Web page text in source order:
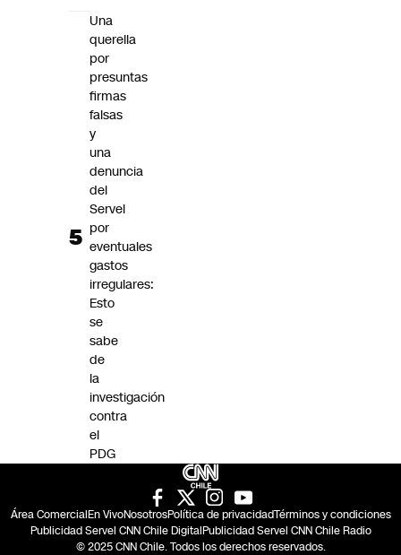
Una
querella
por
presuntas
firmas
falsas
y
una
denuncia
del
Servel
por
eventuales
gastos
irregulares:
Esto
se
sabe
de
la
investigación
contra
el
PDG
Área ComercialEn VivoNosotrosPolítica de privacidadTérminos y condiciones
Publicidad Servel CNN Chile DigitalPublicidad Servel CNN Chile Radio
© 2025 CNN Chile. Todos los derechos reservados.